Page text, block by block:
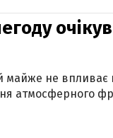
майже не впливає
атмосферного